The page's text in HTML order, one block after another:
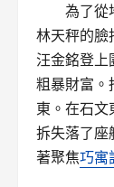
為了從
林天秤的臉
汪金銘登上
粗暴財富。
東。在石文
拆失落了
著聚焦巧寓